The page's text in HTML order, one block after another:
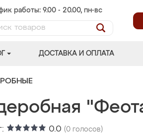
работы: 9.00 - 20.00, пн-вс
ДОСТАВКА И ОПЛАТА
0.0 (0 голосов)